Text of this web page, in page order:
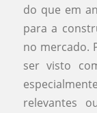
do que em
para a
no mercado.
ser visto
relevantes